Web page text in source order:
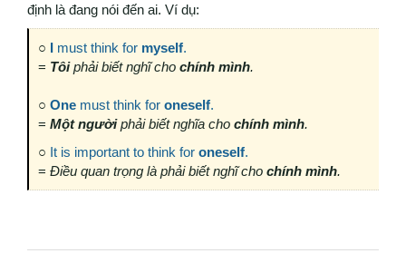
định là đang nói đến ai. Ví dụ:
○ I must think for myself.
= Tôiphải biết nghĩ cho chính mình.
○ One must think for oneself.
= Một ngườiphải biết nghĩa cho chính mình.
○ It is important to think for oneself.
= Điều quan trọng là phải biết nghĩ cho chính mình.